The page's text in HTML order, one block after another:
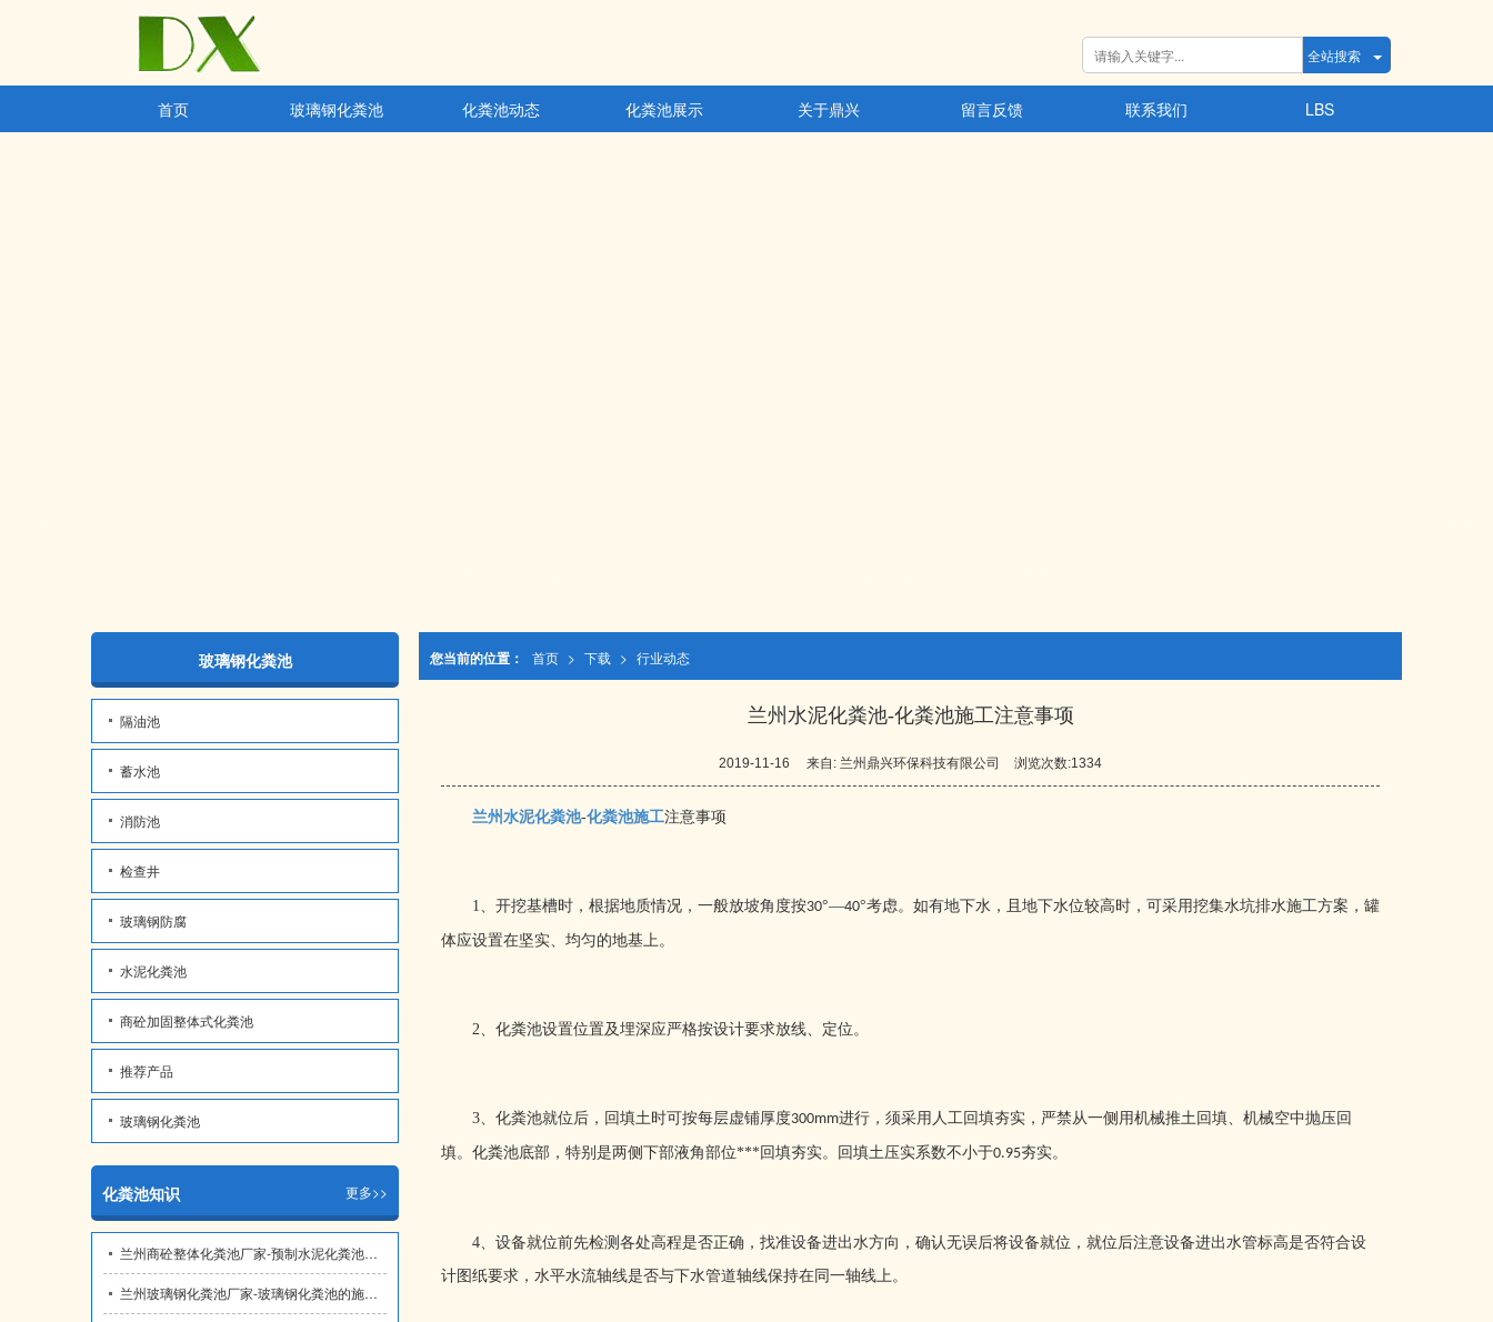
全站搜索
首页 玻璃钢化粪池 化粪池动态 化粪池展示 关于鼎兴 留言反馈 联系我们 LBS
您当前的位置： 首页 > 下载 > 行业动态
兰州水泥化粪池-化粪池施工注意事项
2019-11-16 来自: 兰州鼎兴环保科技有限公司 浏览次数:1334
兰州水泥化粪池-化粪池施工注意事项
1、开挖基槽时，根据地质情况，一般放坡角度按30°—40°考虑。如有地下水，且地下水位较高时，可采用挖集水坑排水施工方案，罐
体应设置在坚实、均匀的地基上。
2、化粪池设置位置及埋深应严格按设计要求放线、定位。
3、化粪池就位后，回填土时可按每层虚铺厚度300mm进行，须采用人工回填夯实，严禁从一侧用机械推土回填、机械空中抛压回
填。化粪池底部，特别是两侧下部液角部位***回填夯实。回填土压实系数不小于0.95夯实。
4、设备就位前先检测各处高程是否正确，找准设备进出水方向，确认无误后将设备就位，就位后注意设备进出水管标高是否符合设
计图纸要求，水平水流轴线是否与下水管道轴线保持在同一轴线上。
玻璃钢化粪池
隔油池
蓄水池
消防池
检查井
玻璃钢防腐
水泥化粪池
商砼加固整体式化粪池
推荐产品
玻璃钢化粪池
更多>>
化粪池知识
兰州商砼整体化粪池厂家-预制水泥化粪池运输注意哪些问题？
兰州玻璃钢化粪池厂家​-玻璃钢化粪池的施工要点